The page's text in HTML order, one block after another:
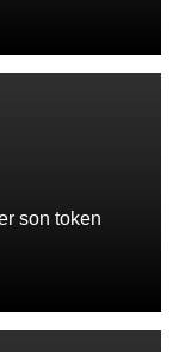
son token